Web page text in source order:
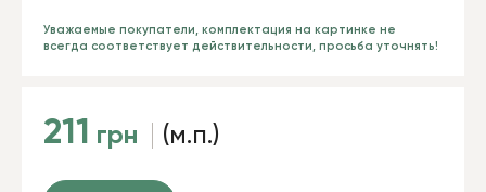
Уважаемые покупатели, комплектация на картинке не
всегда соответствует действительности, просьба уточнять!
211 грн (м.п.)